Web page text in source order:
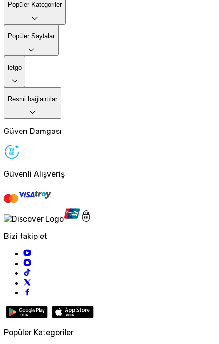
Popüler Kategoriler
Popüler Sayfalar
letgo
Resmi bağlantılar
Güven Damgası
Güvenli Alışveriş
Bizi takip et
Popüler Kategoriler